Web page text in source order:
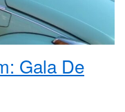
Gala De